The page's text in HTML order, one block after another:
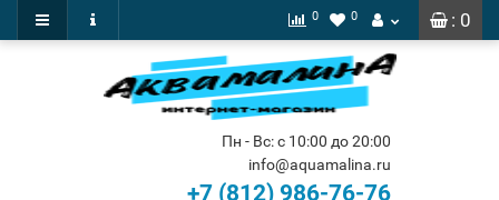
: 0
0 0
Пн - Вс: с 10:00 до 20:00
info@aquamalina.ru
+7 (812) 986-76-76